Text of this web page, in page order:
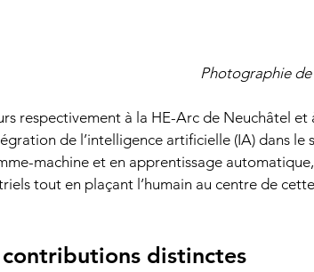
Photographie
respectivement à la HE-Arc de Neuchâtel et
de l’intelligence artificielle (IA) dans le
machine et en apprentissage
tout en plaçant l’humain au centre de cette
distinctes